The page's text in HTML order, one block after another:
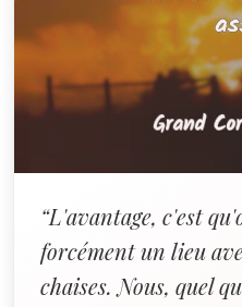
“L'avantage, c'est
forcément un lieu
chaises. Nous, quel